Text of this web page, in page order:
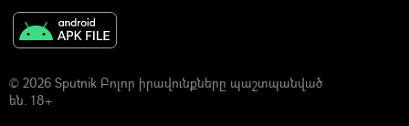
© 2026 Sputnik Բոլոր իրավունքները պաշտպանված
են. 18+